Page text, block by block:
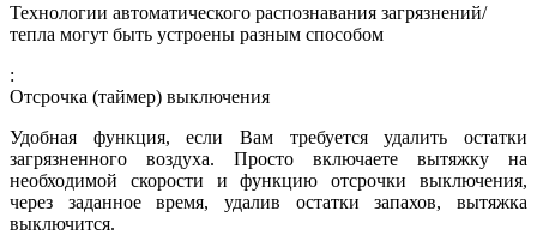
Технологии автоматического распознавания загрязнений/
тепла могут быть устроены разным способом
:
Отсрочка (таймер) выключения
Удобная функция, если Вам требуется удалить остатки
загрязненного воздуха. Просто включаете вытяжку на
необходимой скорости и функцию отсрочки выключения,
через заданное время, удалив остатки запахов, вытяжка
выключится.